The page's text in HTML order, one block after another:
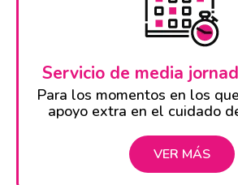
Servicio de media
Para los momentos en los
apoyo extra en el cuidado
VER MÁS